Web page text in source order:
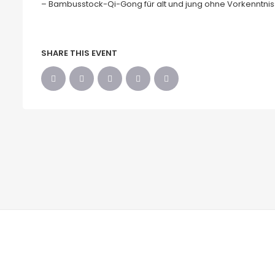
– Bambusstock-Qi-Gong für alt und jung ohne
SHARE THIS EVENT